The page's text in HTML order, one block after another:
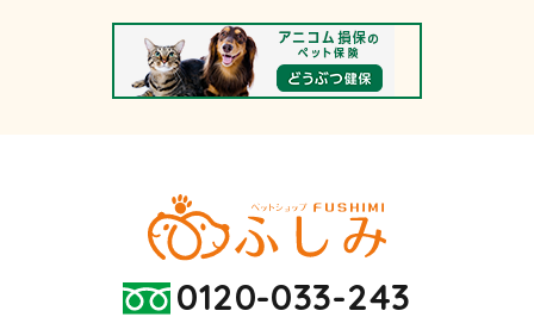
0120-033-243